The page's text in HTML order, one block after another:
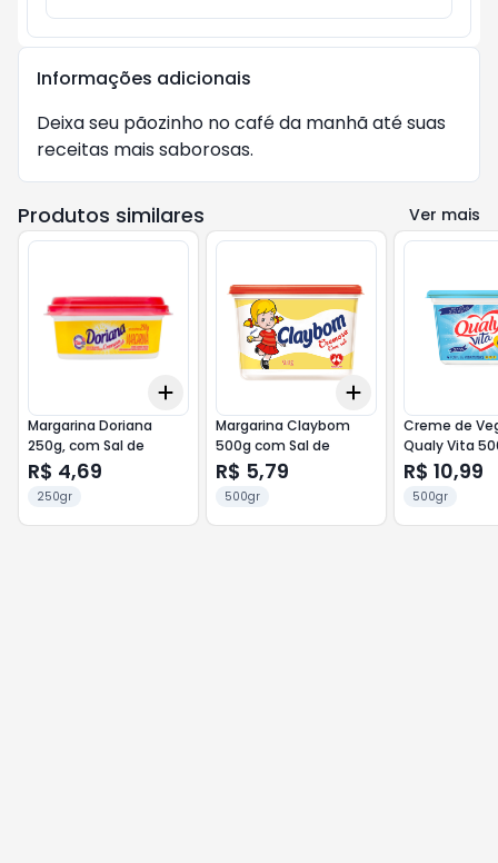
Informações adicionais
Deixa seu pãozinho no café da manhã até suas
receitas mais saborosas.
Produtos similares Ver mais
Add
Margarina Doriana
250g, com Sal de
R$ 4,69
250gr
Add
Margarina Claybom
500g com Sal de
R$ 5,79
500gr
Creme de
Qualy Vita
Sal de
R$ 10,99
500gr